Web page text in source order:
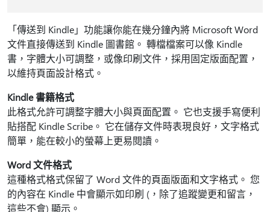
「傳送到 Kindle」功能讓你能在幾分鐘內將 Microsoft Word
文件直接傳送到 Kindle 圖書館。 轉檔檔案可以像 Kindle
書，字體大小可調整，或像印刷文件，採用固定版面配置，
以維持頁面設計格式。
Kindle 書籍格式
此格式允許可調整字體大小與頁面配置。 它也支援手寫便利
貼搭配 Kindle Scribe。 它在儲存文件時表現良好，文字格式
簡單，能在較小的螢幕上更易閱讀。
Word 文件格式
這種格式格式保留了 Word 文件的頁面版面和文字格式。 您
的內容在 Kindle 中會顯示如印刷 (，除了追蹤變更和留言，
這些不會) 顯示。